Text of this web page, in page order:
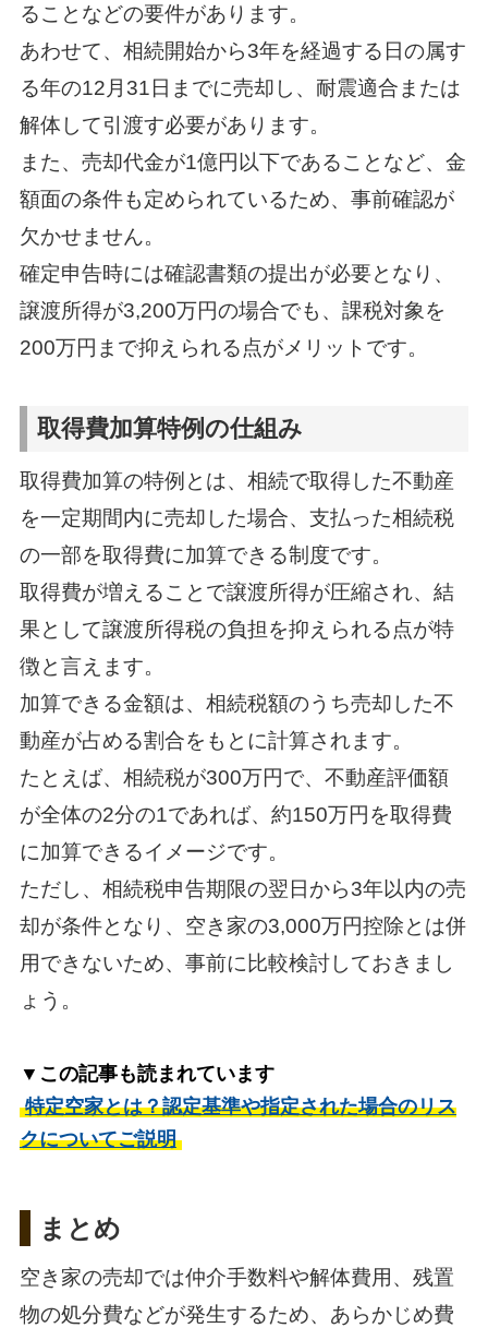
ることなどの要件があります。
あわせて、相続開始から3年を経過する日の属す
る年の12月31日までに売却し、耐震適合または
解体して引渡す必要があります。
また、売却代金が1億円以下であることなど、金
額面の条件も定められているため、事前確認が
欠かせません。
確定申告時には確認書類の提出が必要となり、
譲渡所得が3,200万円の場合でも、課税対象を
200万円まで抑えられる点がメリットです。
取得費加算特例の仕組み
取得費加算の特例とは、相続で取得した不動産
を一定期間内に売却した場合、支払った相続税
の一部を取得費に加算できる制度です。
取得費が増えることで譲渡所得が圧縮され、結
果として譲渡所得税の負担を抑えられる点が特
徴と言えます。
加算できる金額は、相続税額のうち売却した不
動産が占める割合をもとに計算されます。
たとえば、相続税が300万円で、不動産評価額
が全体の2分の1であれば、約150万円を取得費
に加算できるイメージです。
ただし、相続税申告期限の翌日から3年以内の売
却が条件となり、空き家の3,000万円控除とは併
用できないため、事前に比較検討しておきまし
ょう。
▼この記事も読まれています
特定空家とは？認定基準や指定された場合のリス
クについてご説明
まとめ
空き家の売却では仲介手数料や解体費用、残置
物の処分費などが発生するため、あらかじめ費